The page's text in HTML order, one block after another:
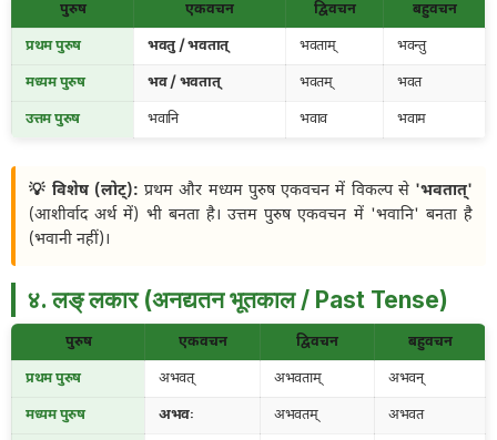
पुरुष एकवचन द्विवचन बहुवचन
प्रथम पुरुष भवतु / भवतात् भवताम् भवन्तु
मध्यम पुरुष भव / भवतात् भवतम् भवत
उत्तम पुरुष भवानि भवाव भवाम
💡 विशेष (लोट्): प्रथम और मध्यम पुरुष एकवचन में विकल्प से 'भवतात्'
(आशीर्वाद अर्थ में) भी बनता है। उत्तम पुरुष एकवचन में 'भवानि' बनता है
(भवानी नहीं)।
४. लङ् लकार (अनद्यतन भूतकाल / Past Tense)
पुरुष एकवचन द्विवचन बहुवचन
प्रथम पुरुष अभवत् अभवताम् अभवन्
मध्यम पुरुष अभवः अभवतम् अभवत